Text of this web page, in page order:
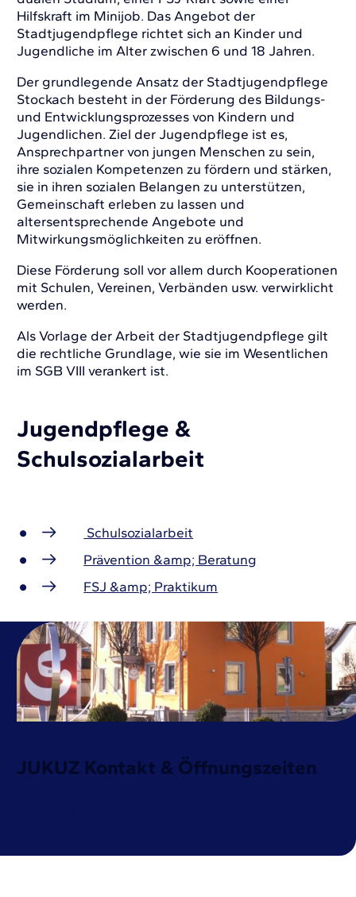
Hilfskraft im Minijob. Das Angebot der
Stadtjugendpflege richtet sich an Kinder und
Jugendliche im Alter zwischen 6 und 18 Jahren.
Der grundlegende Ansatz der Stadtjugendpflege
Stockach besteht in der Förderung des Bildungs-
und Entwicklungsprozesses von Kindern und
Jugendlichen. Ziel der Jugendpflege ist es,
Ansprechpartner von jungen Menschen zu sein,
ihre sozialen Kompetenzen zu fördern und stärken,
sie in ihren sozialen Belangen zu unterstützen,
Gemeinschaft erleben zu lassen und
altersentsprechende Angebote und
Mitwirkungsmöglichkeiten zu eröffnen.
Diese Förderung soll vor allem durch Kooperationen
mit Schulen, Vereinen, Verbänden usw. verwirklicht
werden.
Als Vorlage der Arbeit der Stadtjugendpflege gilt
die rechtliche Grundlage, wie sie im Wesentlichen
im SGB VIII verankert ist.
Jugendpflege &
Schulsozialarbeit
Schulsozialarbeit
Prävention &amp; Beratung
FSJ &amp; Praktikum
JUKUZ Kontakt & Öffnungszeiten